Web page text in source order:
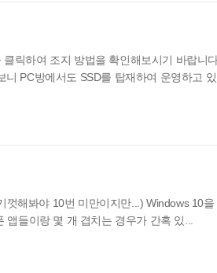
릭하여 조지 방법을 확인해보시기 바랍니
PC방에서도 SSD를 탑재하여 운영하고 있
해봐야 10번 미만이지만...) Windows 10을
들이랑 몇 개 겹치는 경우가 간혹 있...